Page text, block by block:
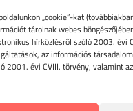
„cookie”-kat
tárolnak webes
hírközlésről szóló 2003. évi
az információs
2001. évi CVIII. törvény, valamint
Végre az